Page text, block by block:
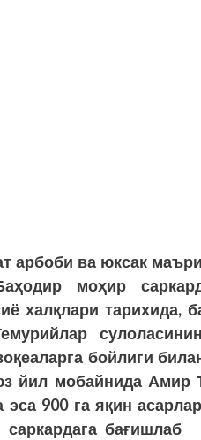
арбоби ва юксак
моҳир
халқлари тарихида,
бойлиги
йил мобайнида Амир
900 га яқин
саркардага бағишлаб